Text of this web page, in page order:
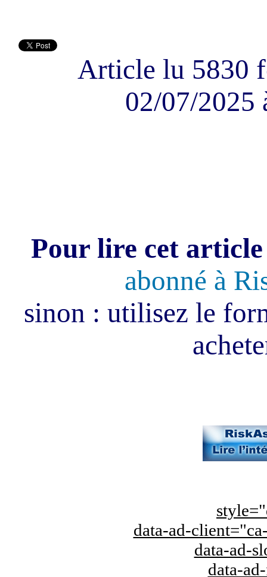
Article lu 5830
02/07/2025
Pour lire cet
abonné à
sinon : utilisez le
data-ad-
data-ad-
data-